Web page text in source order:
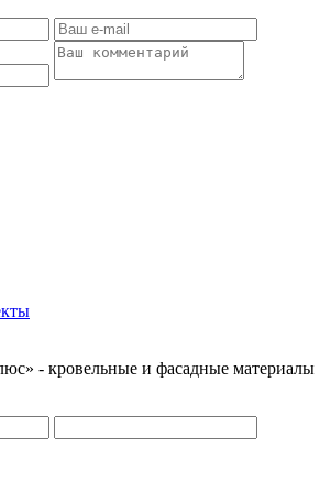
- кровельные и фасадные материалы